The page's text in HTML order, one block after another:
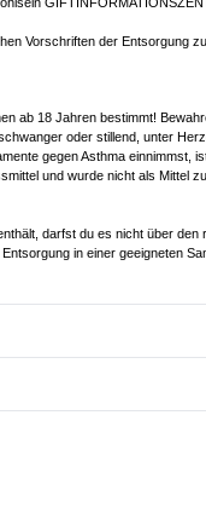
Vorschriften der Entsorgung
ab 18 Jahren bestimmt!
oder stillend, unter
gegen Asthma einnimmst,
und wurde nicht als Mittel
darfst du es nicht über den
in einer geeigneten